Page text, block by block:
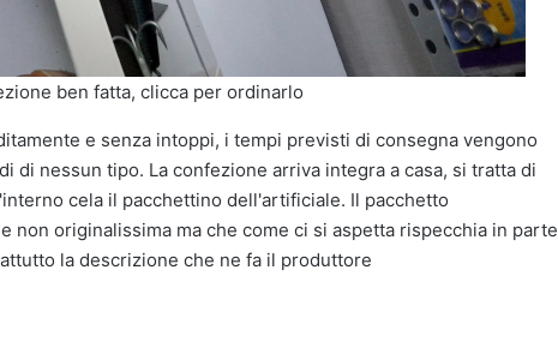
ben fatta, clicca per ordinarlo
e senza intoppi, i tempi previsti di consegna vengono
di nessun tipo. La confezione arriva integra a casa, si tratta di
cela il pacchettino dell'artificiale. Il pacchetto
non originalissima ma che come ci si aspetta rispecchia in parte
la descrizione che ne fa il produttore